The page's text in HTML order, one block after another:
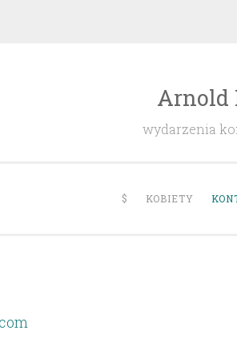
Arnold
wydarzenia
$ KOBIETY